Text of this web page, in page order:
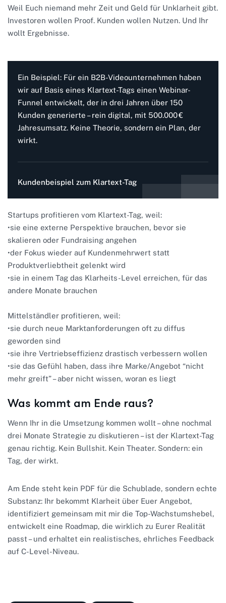
Weil Euch niemand mehr Zeit und Geld für Unklarheit gibt.
Investoren wollen Proof. Kunden wollen Nutzen. Und Ihr
wollt Ergebnisse.
Ein Beispiel: Für ein B2B-Videounternehmen haben
wir auf Basis eines Klartext-Tags einen Webinar-
Funnel entwickelt, der in drei Jahren über 150
Kunden generierte – rein digital, mit 500.000 €
Jahresumsatz. Keine Theorie, sondern ein Plan, der
wirkt.
Kundenbeispiel zum Klartext-Tag
Startups profitieren vom Klartext-Tag, weil:
•sie eine externe Perspektive brauchen, bevor sie
skalieren oder Fundraising angehen
•der Fokus wieder auf Kundenmehrwert statt
Produktverliebtheit gelenkt wird
•sie in einem Tag das Klarheits-Level erreichen, für das
andere Monate brauchen
Mittelständler profitieren, weil:
•sie durch neue Marktanforderungen oft zu diffus
geworden sind
•sie ihre Vertriebseffizienz drastisch verbessern wollen
•sie das Gefühl haben, dass ihre Marke/Angebot “nicht
mehr greift” – aber nicht wissen, woran es liegt
Was kommt am Ende raus?
Wenn Ihr in die Umsetzung kommen wollt – ohne nochmal
drei Monate Strategie zu diskutieren – ist der Klartext-Tag
genau richtig. Kein Bullshit. Kein Theater. Sondern: ein
Tag, der wirkt.
Am Ende steht kein PDF für die Schublade, sondern echte
Substanz: Ihr bekommt Klarheit über Euer Angebot,
identifiziert gemeinsam mit mir die Top-Wachstumshebel,
entwickelt eine Roadmap, die wirklich zu Eurer Realität
passt – und erhaltet ein realistisches, ehrliches Feedback
auf C-Level-Niveau.